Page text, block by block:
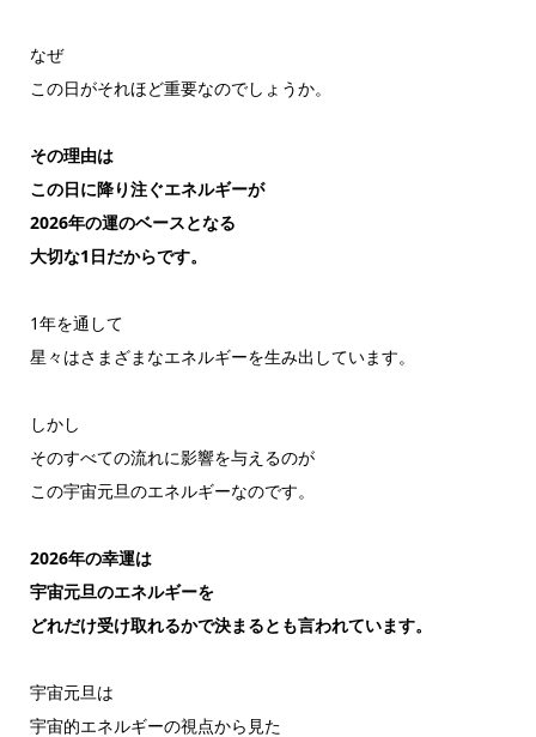
なぜ
この日がそれほど重要なのでしょうか。
その理由は
この日に降り注ぐエネルギーが
2026年の運のベースとなる
大切な1日だからです。
1年を通して
星々はさまざまなエネルギーを生み出しています。
しかし
そのすべての流れに影響を与えるのが
この宇宙元旦のエネルギーなのです。
2026年の幸運は
宇宙元旦のエネルギーを
どれだけ受け取れるかで決まるとも言われています。
宇宙元旦は
宇宙的エネルギーの視点から見た